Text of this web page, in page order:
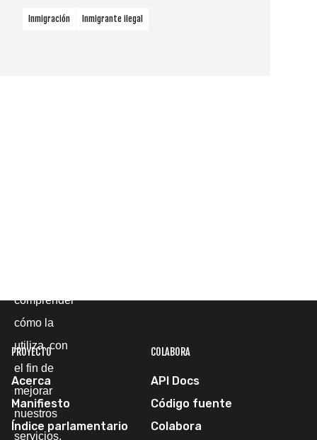
Inmigración Inmigrante ilegal
PROYECTO
Acerca
Manifiesto
Índice parlamentario
COLABORA
API Docs
Código fuente
Colabora
comprender
cómo la
utiliza, con
el fin de
mejorar
nuestros
servicios.